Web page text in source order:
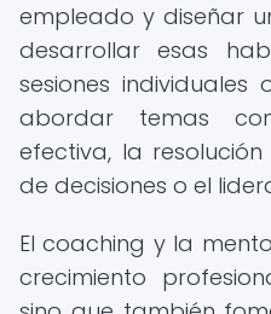
empleado y diseñar
desarrollar esas
sesiones
abordar temas
efectiva, la
de decisiones o el
El coaching y la
crecimiento